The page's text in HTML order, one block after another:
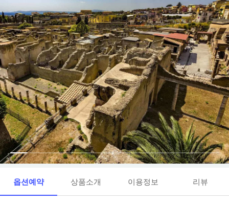
옵션예약 상품소개 이용정보 리뷰